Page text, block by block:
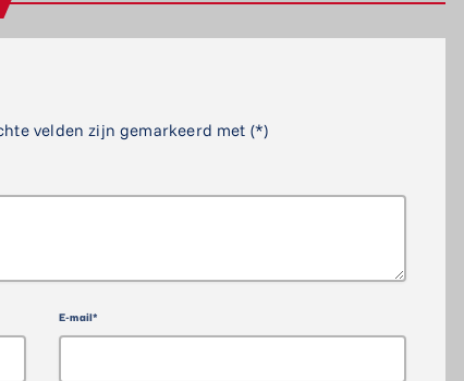
velden zijn gemarkeerd met (*)
E-mail*